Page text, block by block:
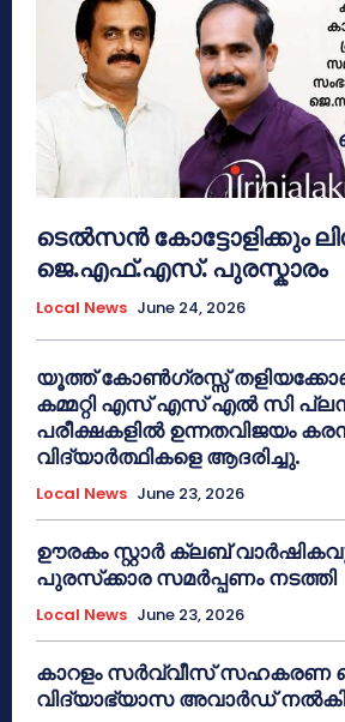
ടെൽസൻ കോട്ടോളിക്കും
ജെ.എഫ്.എസ്. പുരസ്കാരം
Local News June 24, 2026
യൂത്ത് കോൺഗ്രസ്സ്
കമ്മറ്റി എസ് എസ് എൽ സി
പരീക്ഷകളിൽ ഉന്നതവിജയം
വിദ്യാർത്ഥികളെ ആദരിച്ചു.
Local News June 23, 2026
ഊരകം സ്റ്റാർ ക്ലബ്
പുരസ്‌ക്കാര സമർപ്പണം നടത്തി
Local News June 23, 2026
കാറളം സർവ്വീസ് സഹകരണ
വിദ്യാഭ്യാസ അവാർഡ് നൽകി